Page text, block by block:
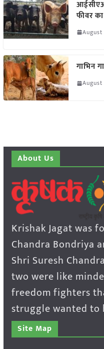
फीवर
गाभिन
About Us
Krishak Jagat was
Chandra Bondriya
Shri Suresh
two were like
freedom fighters
struggle wanted
Site Map